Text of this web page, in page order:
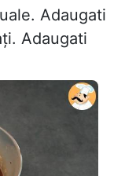
Adaugati
Adaugati